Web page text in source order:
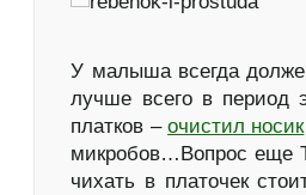
У малыша всегда
лучше всего в период
платков –очистил носик
микробов…Вопрос
чихать в платочек